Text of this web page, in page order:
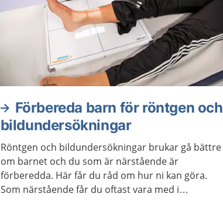
Förbereda barn för röntgen och
bildundersökningar
Röntgen och bildundersökningar brukar gå bättre
om barnet och du som är närstående är
förberedda. Här får du råd om hur ni kan göra.
Som närstående får du oftast vara med i